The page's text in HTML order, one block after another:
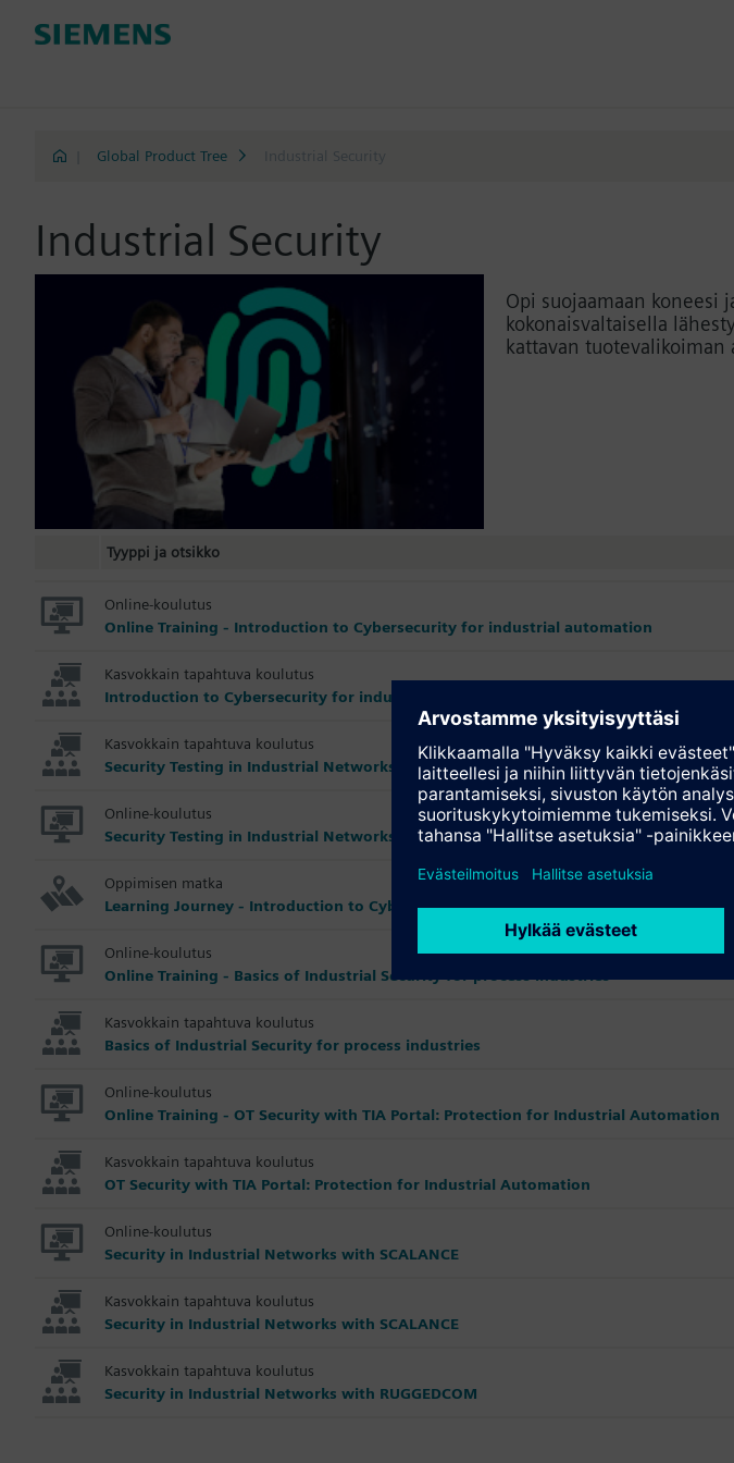
Global Product Tree Industrial Security
Industrial Security
Opi suojaamaan koneesi
kokonaisvaltaisella
kattavan tuotevalikoiman
Tyyppi ja otsikko
Online-koulutus
Online Training - Introduction to Cybersecurity for industrial automation
Kasvokkain tapahtuva koulutus
Introduction to Cybersecurity for industrial automation
Kasvokkain tapahtuva koulutus
Security Testing in Industrial Networks with SINEC Security Inspector
Online-koulutus
Security Testing in Industrial Networks with SINEC Security Inspector
Oppimisen matka
Learning Journey - Introduction to Cybersecurity for industrial automation
Online-koulutus
Online Training - Basics of Industrial Security for process industries
Kasvokkain tapahtuva koulutus
Basics of Industrial Security for process industries
Online-koulutus
Online Training - OT Security with TIA Portal: Protection for Industrial Automation
Kasvokkain tapahtuva koulutus
OT Security with TIA Portal: Protection for Industrial Automation
Online-koulutus
Security in Industrial Networks with SCALANCE
Kasvokkain tapahtuva koulutus
Security in Industrial Networks with SCALANCE
Kasvokkain tapahtuva koulutus
Security in Industrial Networks with RUGGEDCOM